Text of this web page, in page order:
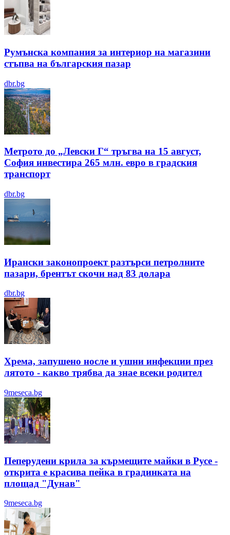
Румънска компания за интериор на магазини
стъпва на българския пазар
dbr.bg
Метрото до „Левски Г“ тръгва на 15 август,
София инвестира 265 млн. евро в градския
транспорт
dbr.bg
Ирански законопроект разтърси петролните
пазари, брентът скочи над 83 долара
dbr.bg
Хрема, запушено носле и ушни инфекции през
лятотo - какво трябва да знае всеки родител
9meseca.bg
Пеперудени крила за кърмещите майки в Русе -
открита е красива пейка в градинката на
площад "Дунав"
9meseca.bg